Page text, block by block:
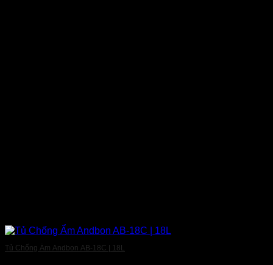
Tủ Chống Ẩm Andbon AB-18C | 18L